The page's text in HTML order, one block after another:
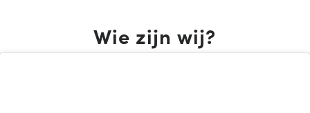
Wie zijn wij?